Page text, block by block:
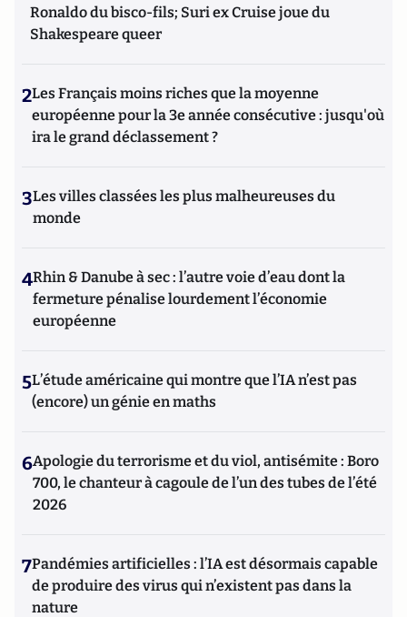
Ronaldo du bisco-fils; Suri ex Cruise joue du
Shakespeare queer
2Les Français moins riches que la moyenne
européenne pour la 3e année consécutive : jusqu'où
ira le grand déclassement ?
3Les villes classées les plus malheureuses du
monde
4Rhin & Danube à sec : l’autre voie d’eau dont la
fermeture pénalise lourdement l’économie
européenne
5L’étude américaine qui montre que l’IA n’est pas
(encore) un génie en maths
6Apologie du terrorisme et du viol, antisémite : Boro
700, le chanteur à cagoule de l’un des tubes de l’été
2026
7Pandémies artificielles : l’IA est désormais capable
de produire des virus qui n’existent pas dans la
nature